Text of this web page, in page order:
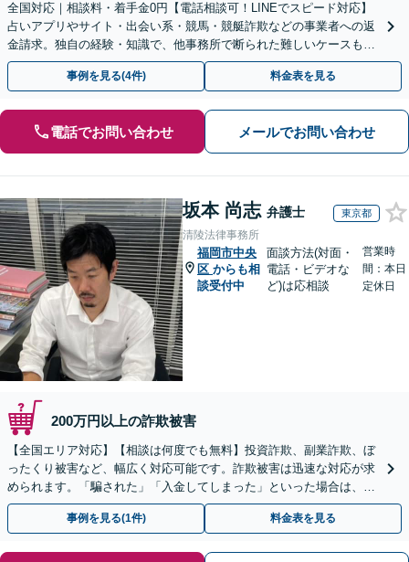
全国対応｜相談料・着手金0円【電話相談可！LINEでスピード対応】
占いアプリやサイト・出会い系・競馬・競艇詐欺などの事業者への返
金請求。独自の経験・知識で、他事務所で断られた難しいケースも解
決に導いた実績あり。まずはお気軽にご相談ください
事例を見る(4件) 料金表を見る
電話でお問い合わせ メールでお問い合わせ
坂本 尚志 弁護士 東京都
清陵法律事務所
福岡市中央
区 からも相
談受付中
面談方法(対面・
電話・ビデオな
ど)は応相談
営業時
間：本日
定休日
200万円以上の詐欺被害
【全国エリア対応】【相談は何度でも無料】投資詐欺、副業詐欺、ぼ
ったくり被害など、幅広く対応可能です。詐欺被害は迅速な対応が求
められます。「騙された」「入金してしまった」といった場合は、お
早めにご相談ください。【電話・メール・WEB相談可】
事例を見る(1件) 料金表を見る